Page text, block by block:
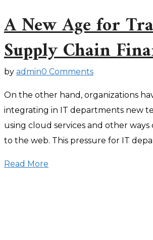
A New Age for
Supply Chain
by admin0 Comments
On the other hand, organizations
integrating in IT departments new
using cloud services and other ways
to the web. This pressure for IT
Read More